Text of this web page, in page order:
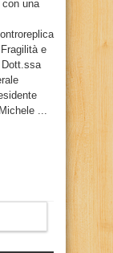
con una
e
...